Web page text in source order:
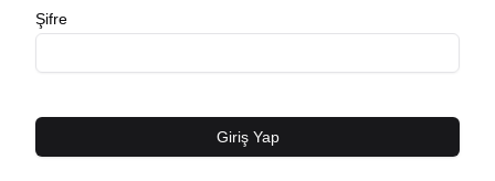
Şifre
Giriş Yap